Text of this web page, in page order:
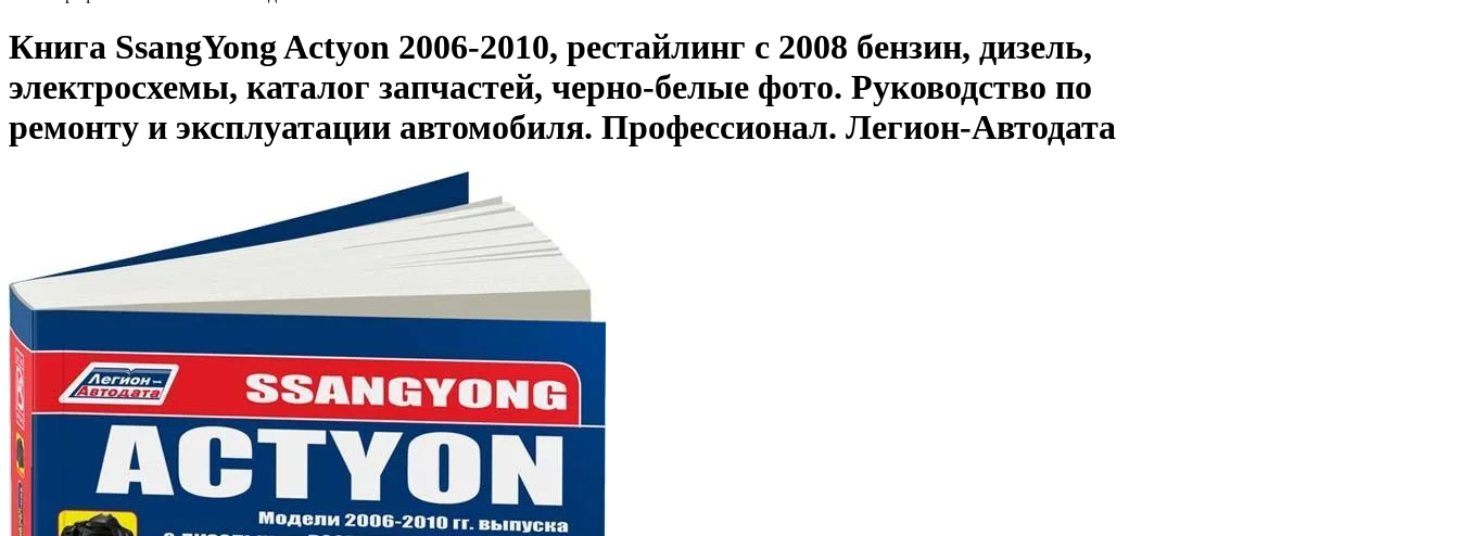
Книга SsangYong Actyon 2006-2010, рестайлинг с 2008 бензин, дизель,
электросхемы, каталог запчастей, черно-белые фото. Руководство по
ремонту и эксплуатации автомобиля. Профессионал. Легион-Aвтодата